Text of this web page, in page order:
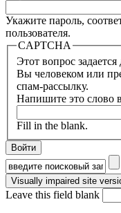
Укажите пароль,
пользователя.
CAPTCHA
Этот вопрос
Вы человеком или
спам-рассылку.
Напишите это слово
Fill in the blank.
Форма поиска
Leave this field blank